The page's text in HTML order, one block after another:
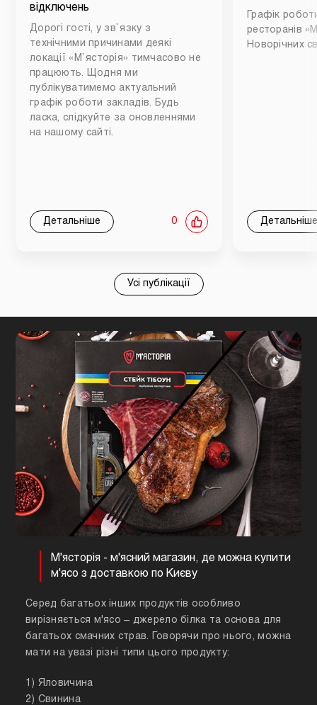
відключень
Дорогі гості, у зв`язку з
технічними причинами деякі
локації «М`ясторія» тимчасово не
працюють. Щодня ми
публікуватимемо актуальний
графік роботи закладів. Будь
ласка, слідкуйте за оновленнями
на нашому сайті.
Детальніше 0
Графік
ресторанів
Новорічних
Детальніше
Усі публікації
М'ясторія - м'ясний магазин, де можна купити
м'ясо з доставкою по Києву
Серед багатьох інших продуктів особливо
вирізняється м'ясо – джерело білка та основа для
багатьох смачних страв. Говорячи про нього, можна
мати на увазі різні типи цього продукту:
1) Яловичина
2) Свинина